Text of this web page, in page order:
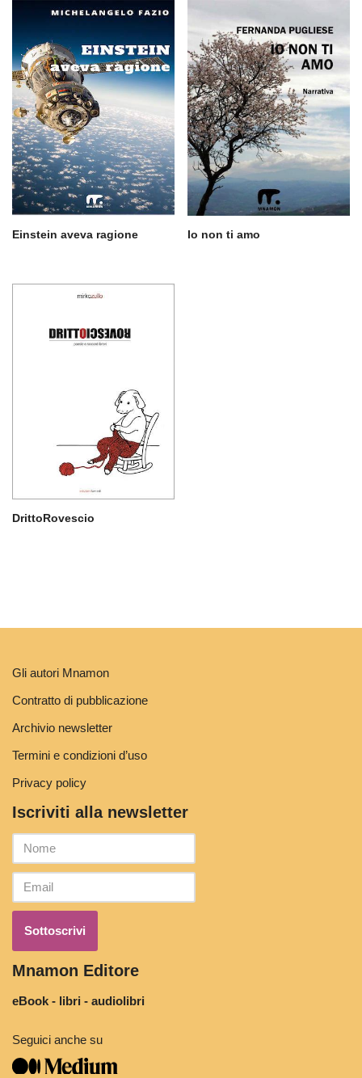
Einstein aveva ragione Io non ti amo
DrittoRovescio
Gli autori Mnamon
Contratto di pubblicazione
Archivio newsletter
Termini e condizioni d’uso
Privacy policy
Iscriviti alla newsletter
Mnamon Editore
eBook - libri - audiolibri
Seguici anche su